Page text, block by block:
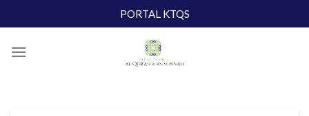
to
PORTAL KTQS